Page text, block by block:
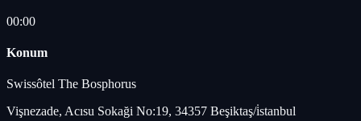
00:00
Konum
Swissôtel The Bosphorus
Vişnezade, Acısu Sokaği No:19, 34357 Beşiktaş/i̇stanbul